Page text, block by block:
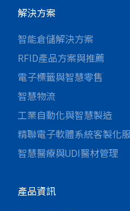
解決方案
智能倉儲解決方案
RFID產品方案與推薦
電子標籤與智慧零售
智慧物流
工業自動化與智慧製造
精聯電子軟體系統客製化
智慧醫療與UDI醫材管理
產品資訊